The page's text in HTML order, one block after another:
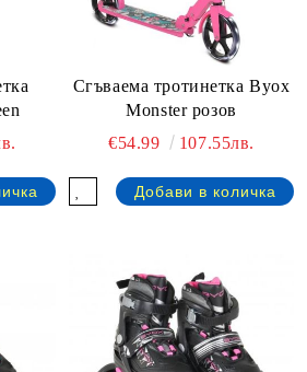
Сгъваема тротинетка Byox
Monster розов
€54.99
107.55лв.